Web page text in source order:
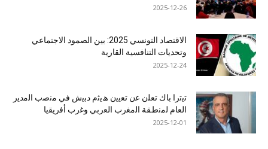
2025-12-26
الاقتصاد التونسي 2025: بين الصمود الاجتماعي
وتحديات التنافسية القارية
2025-12-24
ﺗﯾﺗرا ﺑﺎك ﺗﻌﻠن ﻋن ﺗﻌﯾﯾن ھﯾﺛم دﺑﯾش ﻓﻲ ﻣﻧﺻب اﻟﻣدﯾر
اﻟﻌﺎم ﻟﻣﻧطﻘﺔ اﻟﻣﻐرب اﻟﻌرﺑﻲ وﻏرب أﻓرﯾﻘﯾﺎ
2025-12-01